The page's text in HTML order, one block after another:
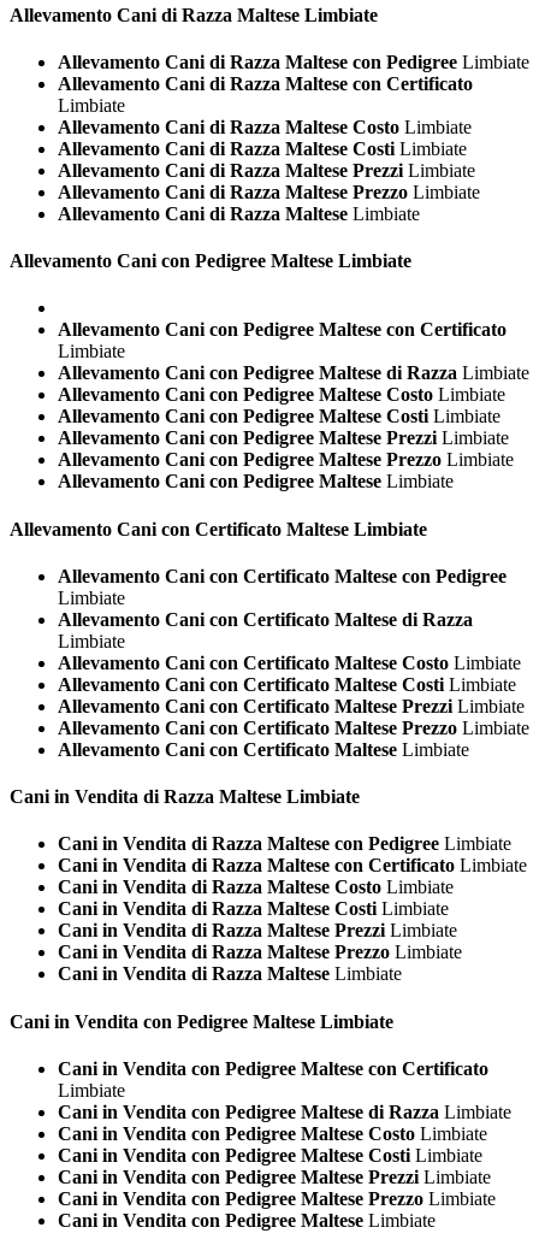
Allevamento Cani di Razza Maltese Limbiate
Allevamento Cani di Razza Maltese con Pedigree Limbiate
Allevamento Cani di Razza Maltese con Certificato
Limbiate
Allevamento Cani di Razza Maltese Costo Limbiate
Allevamento Cani di Razza Maltese Costi Limbiate
Allevamento Cani di Razza Maltese Prezzi Limbiate
Allevamento Cani di Razza Maltese Prezzo Limbiate
Allevamento Cani di Razza Maltese Limbiate
Allevamento Cani con Pedigree Maltese Limbiate
Allevamento Cani con Pedigree Maltese con Certificato
Limbiate
Allevamento Cani con Pedigree Maltese di Razza Limbiate
Allevamento Cani con Pedigree Maltese Costo Limbiate
Allevamento Cani con Pedigree Maltese Costi Limbiate
Allevamento Cani con Pedigree Maltese Prezzi Limbiate
Allevamento Cani con Pedigree Maltese Prezzo Limbiate
Allevamento Cani con Pedigree Maltese Limbiate
Allevamento Cani con Certificato Maltese Limbiate
Allevamento Cani con Certificato Maltese con Pedigree
Limbiate
Allevamento Cani con Certificato Maltese di Razza
Limbiate
Allevamento Cani con Certificato Maltese Costo Limbiate
Allevamento Cani con Certificato Maltese Costi Limbiate
Allevamento Cani con Certificato Maltese Prezzi Limbiate
Allevamento Cani con Certificato Maltese Prezzo Limbiate
Allevamento Cani con Certificato Maltese Limbiate
Cani in Vendita di Razza Maltese Limbiate
Cani in Vendita di Razza Maltese con Pedigree Limbiate
Cani in Vendita di Razza Maltese con Certificato Limbiate
Cani in Vendita di Razza Maltese Costo Limbiate
Cani in Vendita di Razza Maltese CostiLimbiate
Cani in Vendita di Razza Maltese PrezziLimbiate
Cani in Vendita di Razza Maltese Prezzo Limbiate
Cani in Vendita di Razza Maltese Limbiate
Cani in Vendita con Pedigree Maltese Limbiate
Cani in Vendita con Pedigree Maltese con Certificato
Limbiate
Cani in Vendita con Pedigree Maltese di Razza Limbiate
Cani in Vendita con Pedigree Maltese Costo Limbiate
Cani in Vendita con Pedigree Maltese Costi Limbiate
Cani in Vendita con Pedigree Maltese Prezzi Limbiate
Cani in Vendita con Pedigree Maltese Prezzo Limbiate
Cani in Vendita con Pedigree Maltese Limbiate